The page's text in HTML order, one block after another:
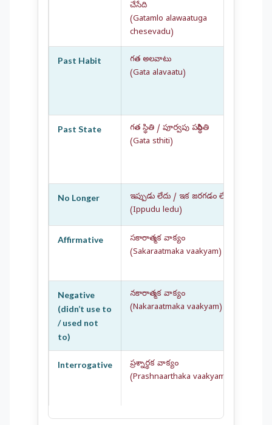
చేసేది
(Gatamlo alawaatuga
chesevadu)
Past Habit
గత అలవాటు
(Gata alavaatu)
Past State
గత స్థితి / పూర్వపు పరిస్థితి
(Gata sthiti)
No Longer
ఇప్పుడు లేదు / ఇక జరగడం లేదు
(Ippudu ledu)
Affirmative
సకారాత్మక వాక్యం
(Sakaraatmaka vaakyam)
Negative
(didn’t use to
/ used not
to)
నకారాత్మక వాక్యం
(Nakaraatmaka vaakyam)
Interrogative
ప్రశ్నార్థక వాక్యం
(Prashnaarthaka vaakyam)